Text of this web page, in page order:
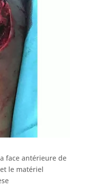
face antérieure de
le matériel